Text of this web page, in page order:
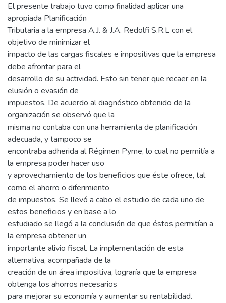
El presente trabajo tuvo como finalidad aplicar una
apropiada Planificación
Tributaria a la empresa A.J. & J.A. Redolfi S.R.L con el
objetivo de minimizar el
impacto de las cargas fiscales e impositivas que la empresa
debe afrontar para el
desarrollo de su actividad. Esto sin tener que recaer en la
elusión o evasión de
impuestos. De acuerdo al diagnóstico obtenido de la
organización se observó que la
misma no contaba con una herramienta de planificación
adecuada, y tampoco se
encontraba adherida al Régimen Pyme, lo cual no permitía a
la empresa poder hacer uso
y aprovechamiento de los beneficios que éste ofrece, tal
como el ahorro o diferimiento
de impuestos. Se llevó a cabo el estudio de cada uno de
estos beneficios y en base a lo
estudiado se llegó a la conclusión de que éstos permitían a
la empresa obtener un
importante alivio fiscal. La implementación de esta
alternativa, acompañada de la
creación de un área impositiva, lograría que la empresa
obtenga los ahorros necesarios
para mejorar su economía y aumentar su rentabilidad.